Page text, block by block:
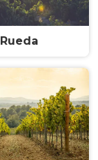
Rueda